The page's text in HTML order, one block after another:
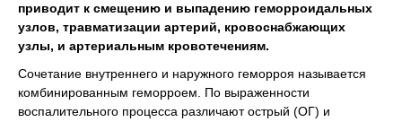
приводит к смещению и выпадению геморроидальных
узлов, травматизации артерий, кровоснабжающих
узлы, и артериальным кровотечениям.
Сочетание внутреннего и наружного геморроя называется
комбинированным геморроем. По выраженности
воспалительного процесса различают острый (ОГ) и